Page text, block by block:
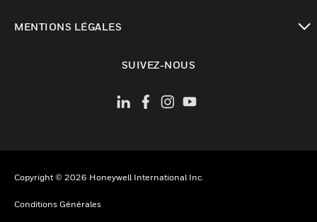
MENTIONS LÉGALES
SUIVEZ-NOUS
Copyright © 2026 Honeywell International Inc.
Conditions Générales